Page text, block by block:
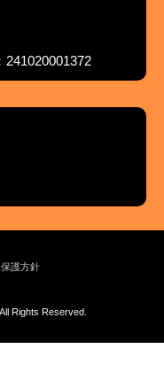
護方針
.All Rights Reserved.